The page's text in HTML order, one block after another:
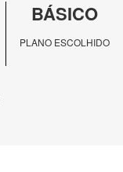
BÁSICO
PLANO ESCOLHIDO